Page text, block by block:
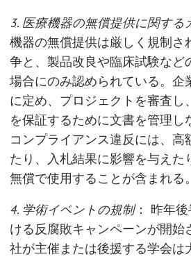
3. 医療機器の無償提供に関する
機器の無償提供は厳しく規制さ
争と、製品改良や臨床試験など
場合にのみ認められている。企
に定め、プロジェクトを審査し
を保証するために文書を管理し
コンプライアンス違反には、高
たり、入札結果に影響を与えた
無償で使用することが含まれる。
4. 学術イベントの規制： 昨年
ける反腐敗キャンペーンが開始
社が主催または後援する学会は